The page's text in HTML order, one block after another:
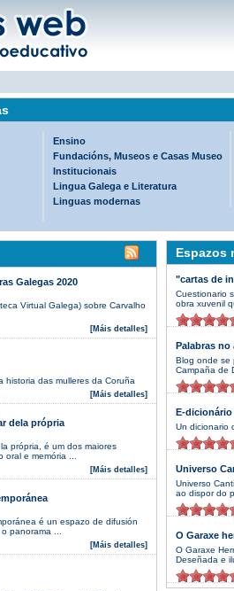
Ensino
Fundacións, Museos e Casas Museo
Institucionais
Lingua Galega e Literatura
Linguas modernas
Galegas 2020
Virtual Galega) sobre Carvalho
[Máis detalles]
historia das mulleres da Coruña
[Máis detalles]
dela própria
própria, é um dos maiores
e memória ...
[Máis detalles]
é un espazo de difusión
panorama ...
[Máis detalles]
Espazos
"cartas de
Cuestionario
obra xuvenil
Palabras no
Blog onde se
Campaña de
E-
Un dicionario
Universo
Universo
ao dispor do
O Garaxe
O Garaxe
Deseñada e